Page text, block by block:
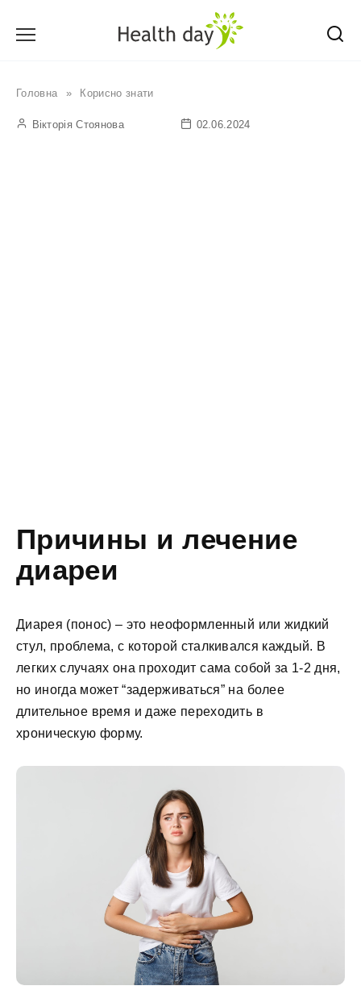
Головна » Корисно знати
Вікторія Стоянова 02.06.2024
Причины и лечение
диареи
Диарея (понос) – это неоформленный или жидкий
стул, проблема, с которой сталкивался каждый. В
легких случаях она проходит сама собой за 1-2 дня,
но иногда может “задерживаться” на более
длительное время и даже переходить в
хроническую форму.